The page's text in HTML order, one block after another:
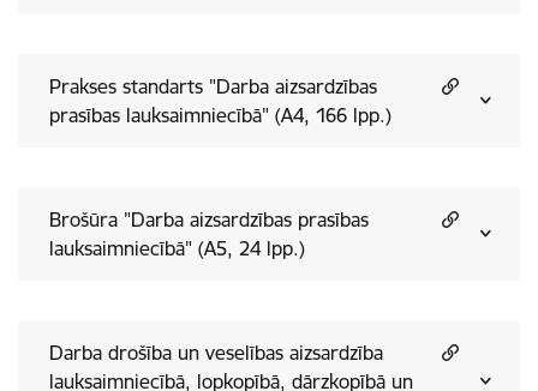
Prakses standarts "Darba aizsardzības
prasības lauksaimniecībā" (A4, 166 lpp.)
Brošūra "Darba aizsardzības prasības
lauksaimniecībā" (A5, 24 lpp.)
Darba drošība un veselības aizsardzība
lauksaimniecībā, lopkopībā, dārzkopībā un